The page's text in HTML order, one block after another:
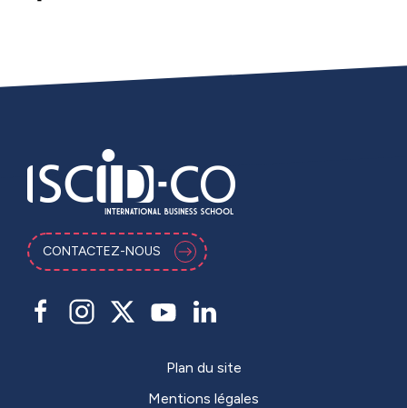
CONTACTEZ-NOUS
Plan du site
Mentions légales